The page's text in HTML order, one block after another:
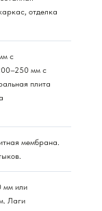
отделка
с
мм с
плита
мембрана.
мм или
Лаги